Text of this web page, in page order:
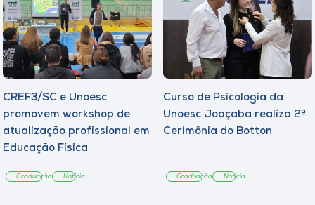
CREF3/SC e Unoesc
promovem workshop de
atualização profissional em
Educação Física
Graduação Notícia
Curso de Psicologia da
Unoesc Joaçaba realiza 2ª
Cerimônia do Botton
Graduação Notícia